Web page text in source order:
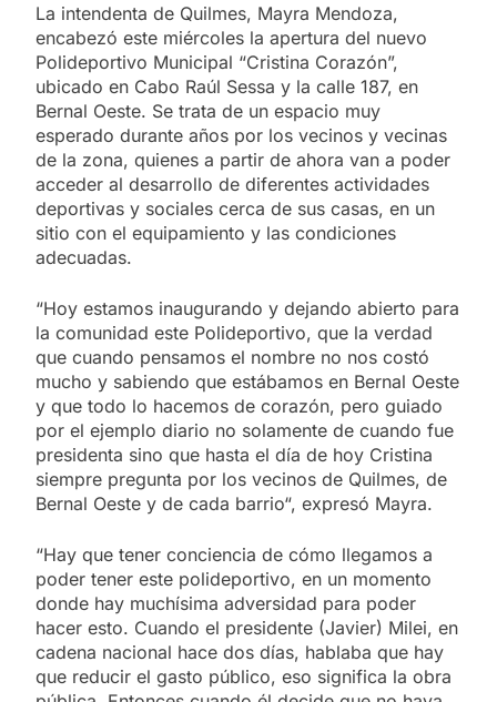
La intendenta de Quilmes, Mayra Mendoza,
encabezó este miércoles la apertura del nuevo
Polideportivo Municipal “Cristina Corazón”,
ubicado en Cabo Raúl Sessa y la calle 187, en
Bernal Oeste. Se trata de un espacio muy
esperado durante años por los vecinos y vecinas
de la zona, quienes a partir de ahora van a poder
acceder al desarrollo de diferentes actividades
deportivas y sociales cerca de sus casas, en un
sitio con el equipamiento y las condiciones
adecuadas.
“Hoy estamos inaugurando y dejando abierto para
la comunidad este Polideportivo, que la verdad
que cuando pensamos el nombre no nos costó
mucho y sabiendo que estábamos en Bernal Oeste
y que todo lo hacemos de corazón, pero guiado
por el ejemplo diario no solamente de cuando fue
presidenta sino que hasta el día de hoy Cristina
siempre pregunta por los vecinos de Quilmes, de
Bernal Oeste y de cada barrio“, expresó Mayra.
“Hay que tener conciencia de cómo llegamos a
poder tener este polideportivo, en un momento
donde hay muchísima adversidad para poder
hacer esto. Cuando el presidente (Javier) Milei, en
cadena nacional hace dos días, hablaba que hay
que reducir el gasto público, eso significa la obra